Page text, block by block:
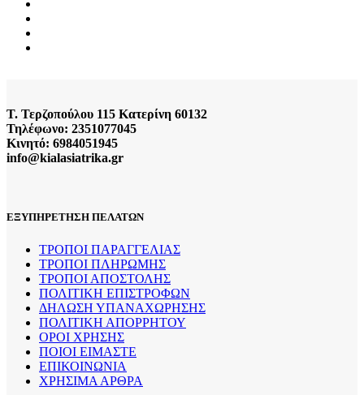
Τ. Τερζοπούλου 115 Κατερίνη 60132
Τηλέφωνο: 2351077045
Κινητό: 6984051945
info@kialasiatrika.gr
ΕΞΥΠΗΡΕΤΗΣΗ ΠΕΛΑΤΩΝ
ΤΡΟΠΟΙ ΠΑΡΑΓΓΕΛΙΑΣ
ΤΡΟΠΟΙ ΠΛΗΡΩΜΗΣ
ΤΡΟΠΟΙ ΑΠΟΣΤΟΛΗΣ
ΠΟΛΙΤΙΚΗ ΕΠΙΣΤΡΟΦΩΝ
ΔΗΛΩΣΗ ΥΠΑΝΑΧΩΡΗΣΗΣ
ΠΟΛΙΤΙΚΗ ΑΠΟΡΡΗΤΟΥ
ΟΡΟΙ ΧΡΗΣΗΣ
ΠΟΙΟΙ ΕΙΜΑΣΤΕ
ΕΠΙΚΟΙΝΩΝΙΑ
ΧΡΗΣΙΜΑ ΑΡΘΡΑ